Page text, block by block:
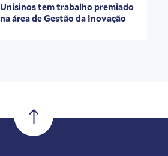
Unisinos tem trabalho premiado
na área de Gestão da Inovação